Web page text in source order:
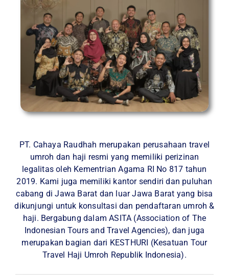
PT. Cahaya Raudhah merupakan perusahaan travel
umroh dan haji resmi yang memiliki perizinan
legalitas oleh Kementrian Agama RI No 817 tahun
2019. Kami juga memiliki kantor sendiri dan puluhan
cabang di Jawa Barat dan luar Jawa Barat yang bisa
dikunjungi untuk konsultasi dan pendaftaran umroh &
haji. Bergabung dalam ASITA (Association of The
Indonesian Tours and Travel Agencies), dan juga
merupakan bagian dari KESTHURI (Kesatuan Tour
Travel Haji Umroh Republik Indonesia).